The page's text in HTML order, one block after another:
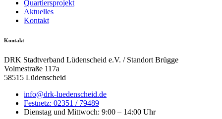
Quartiersprojekt
Aktuelles
Kontakt
Kontakt
DRK Stadtverband Lüdenscheid e.V. / Standort Brügge
Volmestraße 117a
58515 Lüdenscheid
info@drk-luedenscheid.de
Festnetz: 02351 / 79489
Dienstag und Mittwoch: 9:00 – 14:00 Uhr